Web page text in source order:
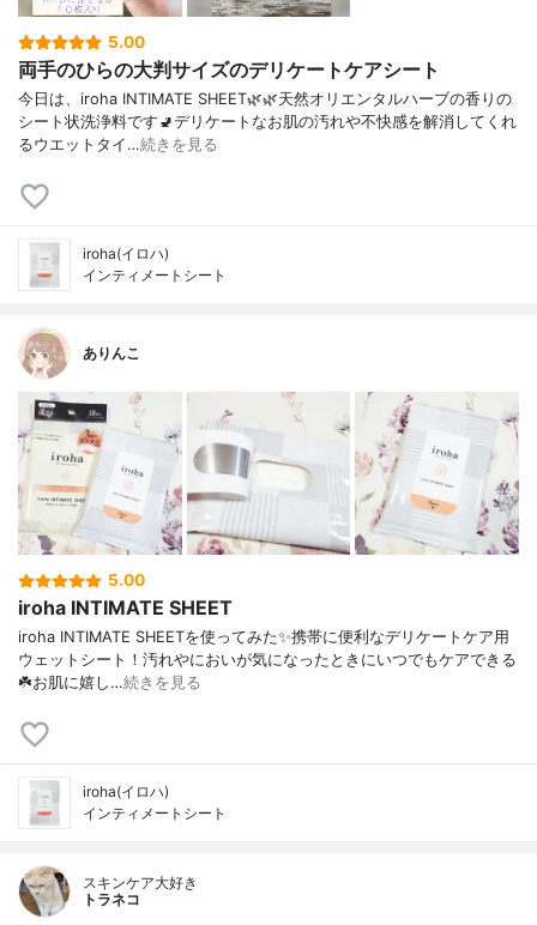
5.00
両手のひらの大判サイズのデリケートケアシート
今日は、iroha INTIMATE SHEET🌿🌿天然オリエンタルハーブの香りの
シート状洗浄料です🚽デリケートなお肌の汚れや不快感を解消してくれ
るウエットタイ…続きを見る
iroha(イロハ)
インティメートシート
ありんこ
5.00
iroha INTIMATE SHEET
iroha INTIMATE SHEETを使ってみた✨携帯に便利なデリケートケア用
ウェットシート！汚れやにおいが気になったときにいつでもケアできる
☘️お肌に嬉し…続きを見る
iroha(イロハ)
インティメートシート
スキンケア大好き
トラネコ